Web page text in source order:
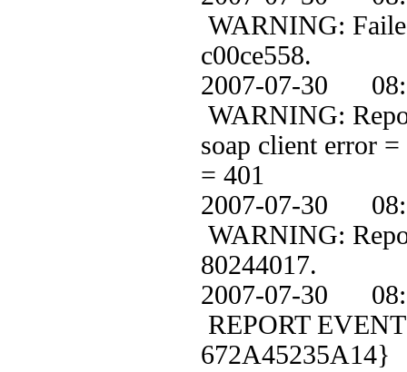
WARNING:
c00ce558.
2007-07-30
WARNING:
soap client error
= 401
2007-07-30
WARNING:
80244017.
2007-07-30
REPORT